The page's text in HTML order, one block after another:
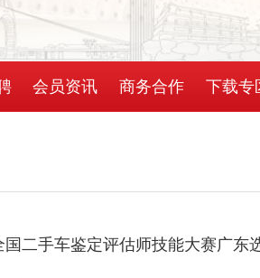
会员资讯 商务合作 下载专
二手车鉴定评估师技能大赛广东